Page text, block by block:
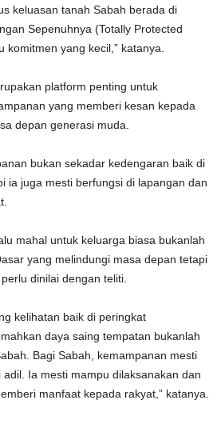
keluasan tanah Sabah berada di
Sepenuhnya (Totally Protected
yang kecil,” katanya.
platform penting untuk
yang memberi kesan kepada
depan generasi muda.
bukan sekadar kedengaran baik di
ia juga mesti berfungsi di lapangan dan
mahal untuk keluarga biasa bukanlah
yang melindungi masa depan tetapi
dinilai dengan teliti.
kelihatan baik di peringkat
daya saing tempatan bukanlah
Bagi Sabah, kemampanan mesti
Ia mesti mampu dilaksanakan dan
manfaat kepada rakyat,” katanya.